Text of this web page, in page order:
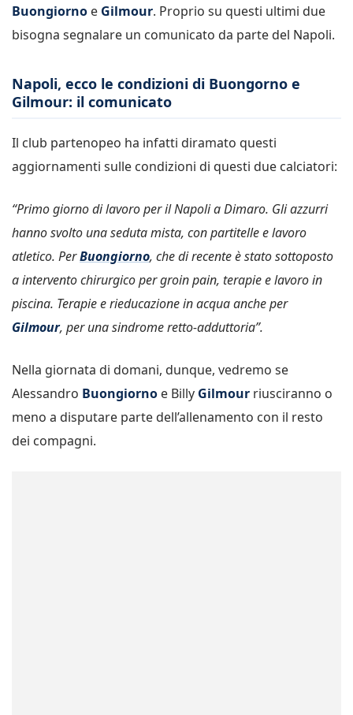
Buongiorno e Gilmour. Proprio su questi ultimi due
bisogna segnalare un comunicato da parte del Napoli.
Napoli, ecco le condizioni di Buongorno e
Gilmour: il comunicato
Il club partenopeo ha infatti diramato questi
aggiornamenti sulle condizioni di questi due calciatori:
“Primo giorno di lavoro per il Napoli a Dimaro. Gli azzurri
hanno svolto una seduta mista, con partitelle e lavoro
atletico. PerBuongiorno, che di recente è stato sottoposto
a intervento chirurgico per groin pain, terapie e lavoro in
piscina. Terapie e rieducazione in acqua anche per
Gilmour, per una sindrome retto-adduttoria”.
Nella giornata di domani, dunque, vedremo se
Alessandro Buongiorno e Billy Gilmour riusciranno o
meno a disputare parte dell’allenamento con il resto
dei compagni.